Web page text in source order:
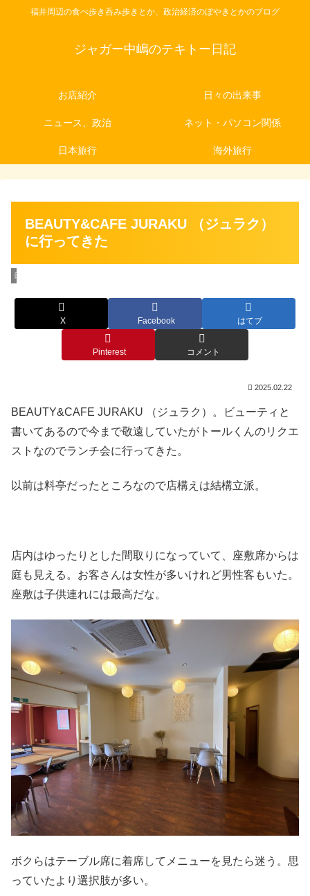
福井周辺の食べ歩き呑み歩きとか、政治経済のぼやきとかのブログ
ジャガー中嶋のテキトー日記
お店紹介 日々の出来事
ニュース、政治 ネット・パソコン関係
日本旅行 海外旅行
BEAUTY&CAFE JURAKU （ジュラク）
に行ってきた
日々の出来事
X Facebook はてブ
Pinterest コメント
2025.02.22
BEAUTY&CAFE JURAKU （ジュラク）。ビューティと
書いてあるので今まで敬遠していたがトールくんのリクエ
ストなのでランチ会に行ってきた。
以前は料亭だったところなので店構えは結構立派。
店内はゆったりとした間取りになっていて、座敷席からは
庭も見える。お客さんは女性が多いけれど男性客もいた。
座敷は子供連れには最高だな。
ボクらはテーブル席に着席してメニューを見たら迷う。思
っていたより選択肢が多い。